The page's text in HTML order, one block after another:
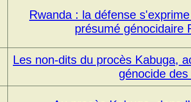
Rwanda : la défense
présumé génocidaire
Les non-dits du procès Kabuga,
génocide